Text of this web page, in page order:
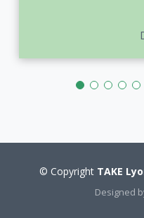
© Copyright TAKE
Designed